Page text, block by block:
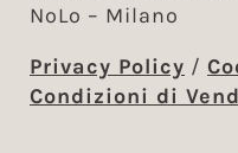
NoLo – Milano
Privacy Policy /
Condizioni di